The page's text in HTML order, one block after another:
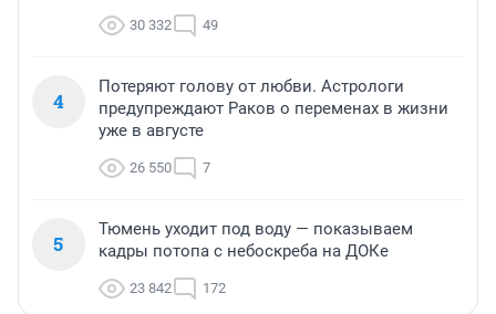
30 332 49
4
Потеряют голову от любви. Астрологи
предупреждают Раков о переменах в жизни
уже в августе
26 550 7
5
Тюмень уходит под воду — показываем
кадры потопа с небоскреба на ДОКе
23 842 172